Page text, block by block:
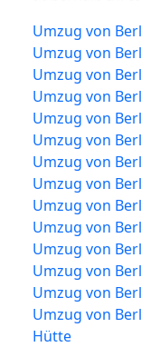
Umzug von
Umzug von
Umzug von
Umzug von
Umzug von
Umzug von
Umzug von
Umzug von
Umzug von
Umzug von
Umzug von
Umzug von
Umzug von
Umzug von
Hütte